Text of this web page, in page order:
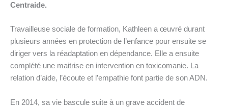
Centraide.
Travailleuse sociale de formation, Kathleen a œuvré durant
plusieurs années en protection de l’enfance pour ensuite se
diriger vers la réadaptation en dépendance. Elle a ensuite
complété une maitrise en intervention en toxicomanie. La
relation d’aide, l’écoute et l’empathie font partie de son ADN.
En 2014, sa vie bascule suite à un grave accident de